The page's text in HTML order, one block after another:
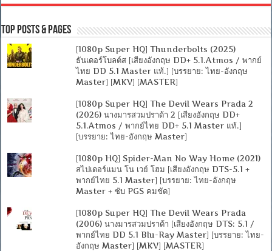
Top Posts & Pages
[1080p Super HQ] Thunderbolts (2025)
ธันเดอร์โบลต์ส [เสียงอังกฤษ DD+ 5.1.Atmos / พากย์
ไทย DD 5.1 Master แท้.] [บรรยาย: ไทย-อังกฤษ
Master] [MKV] [MASTER]
[1080p Super HQ] The Devil Wears Prada 2
(2026) นางมารสวมปราด้า 2 [เสียงอังกฤษ DD+
5.1.Atmos / พากย์ไทย DD+ 5.1 Master แท้.]
[บรรยาย: ไทย-อังกฤษ Master]
[1080p HQ] Spider-Man No Way Home (2021)
สไปเดอร์แมน โน เวย์ โฮม [เสียงอังกฤษ DTS-5.1 +
พากย์ไทย 5.1 Master] [บรรยาย: ไทย-อังกฤษ
Master + ซับ PGS คมชัด]
[1080p Super HQ] The Devil Wears Prada
(2006) นางมารสวมปราด้า [เสียงอังกฤษ DTS: 5.1 /
พากย์ไทย DD 5.1 Blu-Ray Master] [บรรยาย: ไทย-
อังกฤษ Master] [MKV] [MASTER]